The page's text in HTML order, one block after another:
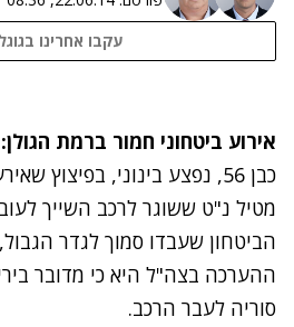
עקבו אחרינו בגוגל
נתקלנו בבעיה
אירוע ביטחוני חמור ברמת הגולן:
כבן 56, נפצע בינוני, בפיצוץ
מטיל נ"ט ששוגר לרכב השייך
הביטחון שעבדו סמוך לגדר
ההערכה בצה"ל היא כי מדובר
סוריה לעבר הרכב.